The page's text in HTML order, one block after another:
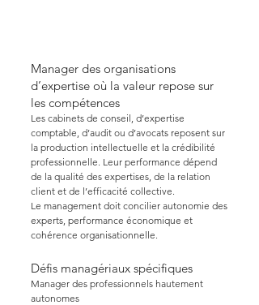
Manager des organisations
d’expertise où la valeur repose sur
les compétences
Les cabinets de conseil, d’expertise
comptable, d’audit ou d’avocats reposent sur
la production intellectuelle et la crédibilité
professionnelle. Leur performance dépend
de la qualité des expertises, de la relation
client et de l’efficacité collective.
Le management doit concilier autonomie des
experts, performance économique et
cohérence organisationnelle.
Défis managériaux spécifiques
Manager des professionnels hautement
autonomes